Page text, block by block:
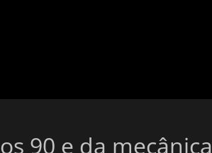
90 e da mecânica